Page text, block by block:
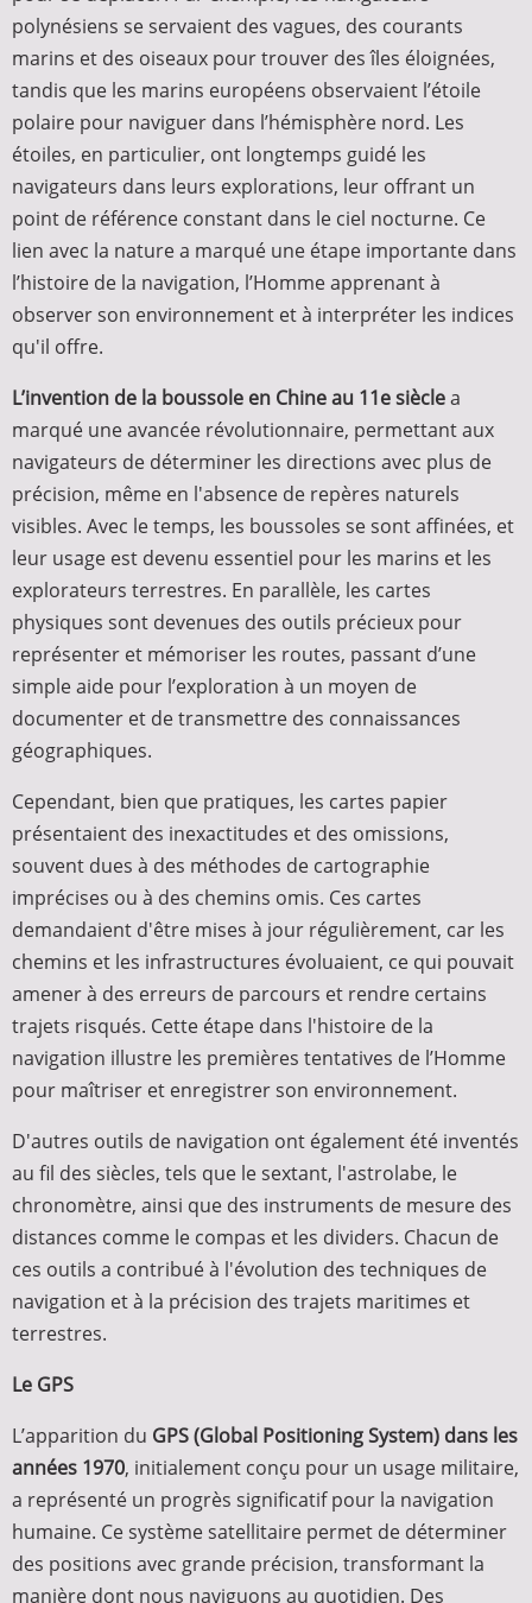
polynésiens se servaient des vagues, des courants
marins et des oiseaux pour trouver des îles éloignées,
tandis que les marins européens observaient l’étoile
polaire pour naviguer dans l’hémisphère nord. Les
étoiles, en particulier, ont longtemps guidé les
navigateurs dans leurs explorations, leur offrant un
point de référence constant dans le ciel nocturne. Ce
lien avec la nature a marqué une étape importante dans
l’histoire de la navigation, l’Homme apprenant à
observer son environnement et à interpréter les indices
qu'il offre.
L’invention de la boussole en Chine au 11e sièclea
marqué une avancée révolutionnaire, permettant aux
navigateurs de déterminer les directions avec plus de
précision, même en l'absence de repères naturels
visibles. Avec le temps, les boussoles se sont affinées, et
leur usage est devenu essentiel pour les marins et les
explorateurs terrestres. En parallèle, les cartes
physiques sont devenues des outils précieux pour
représenter et mémoriser les routes, passant d’une
simple aide pour l’exploration à un moyen de
documenter et de transmettre des connaissances
géographiques.
Cependant, bien que pratiques, les cartes papier
présentaient des inexactitudes et des omissions,
souvent dues à des méthodes de cartographie
imprécises ou à des chemins omis. Ces cartes
demandaient d'être mises à jour régulièrement, car les
chemins et les infrastructures évoluaient, ce qui pouvait
amener à des erreurs de parcours et rendre certains
trajets risqués. Cette étape dans l'histoire de la
navigation illustre les premières tentatives de l’Homme
pour maîtriser et enregistrer son environnement.
D'autres outils de navigation ont également été inventés
au fil des siècles, tels que le sextant, l'astrolabe, le
chronomètre, ainsi que des instruments de mesure des
distances comme le compas et les dividers. Chacun de
ces outils a contribué à l'évolution des techniques de
navigation et à la précision des trajets maritimes et
terrestres.
Le GPS
L’apparition du GPS (Global Positioning System) dans les
années 1970, initialement conçu pour un usage militaire,
a représenté un progrès significatif pour la navigation
humaine. Ce système satellitaire permet de déterminer
des positions avec grande précision, transformant la
manière dont nous naviguons au quotidien. Des